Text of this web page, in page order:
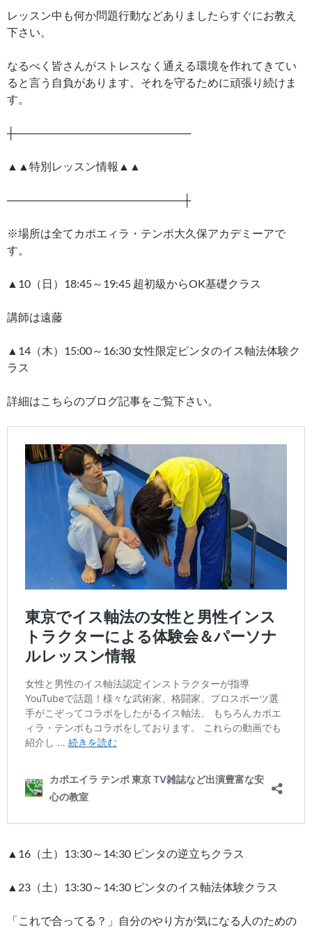
レッスン中も何か問題行動などありましたらすぐにお教え
下さい。
なるべく皆さんがストレスなく通える環境を作れてきてい
ると言う自負があります。それを守るために頑張り続けま
す。
┼───────────────────────
▲▲特別レッスン情報▲▲
───────────────────────┼
※場所は全てカポエィラ・テンポ大久保アカデミーアで
す。
▲10（日）18:45～19:45 超初級からOK基礎クラス
講師は遠藤
▲14（木）15:00～16:30 女性限定ピンタのイス軸法体験ク
ラス
詳細はこちらのブログ記事をご覧下さい。
▲16（土）13:30～14:30 ピンタの逆立ちクラス
▲23（土）13:30～14:30 ピンタのイス軸法体験クラス
「これで合ってる？」自分のやり方が気になる人のための